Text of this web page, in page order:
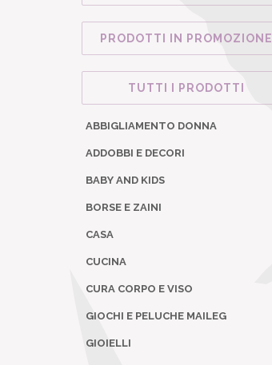
PRODOTTI IN PROMOZIONE
TUTTI I PRODOTTI
ABBIGLIAMENTO DONNA
ADDOBBI E DECORI
BABY AND KIDS
BORSE E ZAINI
CASA
CUCINA
CURA CORPO E VISO
GIOCHI E PELUCHE MAILEG
GIOIELLI